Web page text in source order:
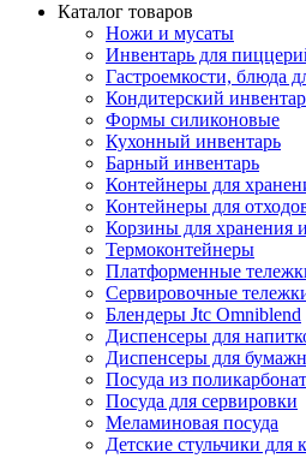
Каталог товаров
Ножи и мусаты
Инвентарь для
Гастроемкости, блюда
Кондитерский
Формы силиконовые
Кухонный инвентарь
Барный инвентарь
Контейнеры для
Контейнеры для
Корзины для хранения
Термоконтейнеры
Платформенные
Сервировочные
Блендеры Jtc Omniblend
Диспенсеры для
Диспенсеры для
Посуда из
Посуда для сервировки
Меламиновая посуда
Детские стульчики для